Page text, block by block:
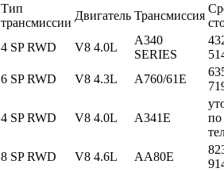
Тип
трансмиссии
Двигатель Трансмиссия
4 SP RWD V8 4.0L
A340
SERIES
6 SP RWD V8 4.3L A760/61E
4 SP RWD V8 4.0L A341E
по
8 SP RWD V8 4.6L AA80E